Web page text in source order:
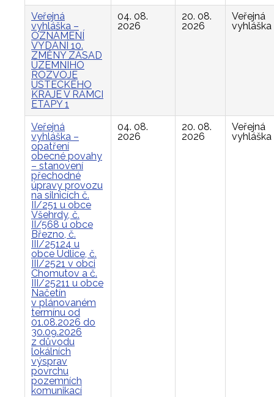
Veřejná
vyhláška –
OZNÁMENÍ
VYDÁNÍ 10.
ZMĚNY ZÁSAD
ÚZEMNÍHO
ROZVOJE
ÚSTECKÉHO
KRAJE V RÁMCI
ETAPY 1
04. 08.
2026
20. 08.
2026
Veřejná
vyhláška
Veřejná
vyhláška –
opatření
obecné povahy
– stanovení
přechodné
úpravy provozu
na silnicích č.
II/251 u obce
Všehrdy, č.
II/568 u obce
Březno, č.
III/25124 u
obce Údlice, č.
III/2521 v obci
Chomutov a č.
III/25211 u obce
Načetín
v plánovaném
termínu od
01.08.2026 do
30.09.2026
z důvodu
lokálních
výsprav
povrchu
pozemních
komunikací
04. 08.
2026
20. 08.
2026
Veřejná
vyhláška